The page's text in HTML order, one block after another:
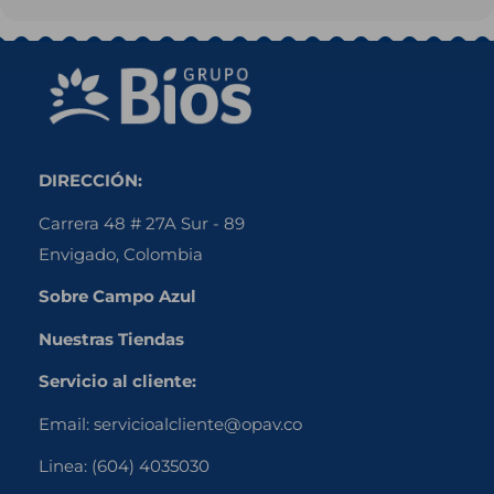
DIRECCIÓN:
Carrera 48 # 27A Sur - 89
Envigado, Colombia
Sobre Campo Azul
Nuestras Tiendas
Servicio al cliente:
Email: servicioalcliente@opav.co
Linea: (604) 4035030